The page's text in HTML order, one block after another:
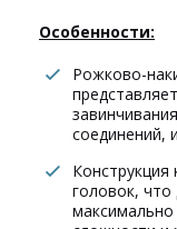
Особенности:
Рожково-
соединений,
головок,